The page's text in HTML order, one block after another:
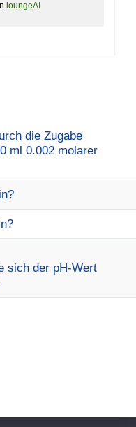
loungeAI
die Zugabe
ml 0.002 molarer
sich der pH-Wert